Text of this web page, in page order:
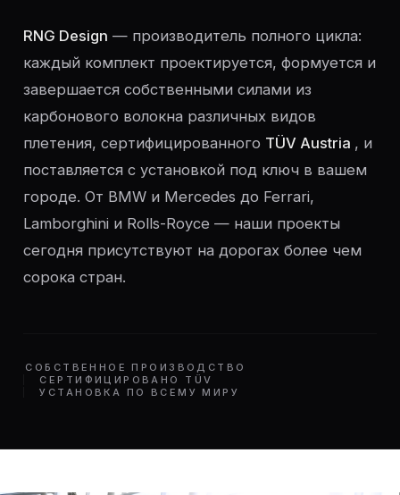
RNG Design — производитель полного цикла:
каждый комплект проектируется, формуется и
завершается собственными силами из
карбонового волокна различных видов
плетения, сертифицированного TÜV Austria , и
поставляется с установкой под ключ в вашем
городе. От BMW и Mercedes до Ferrari,
Lamborghini и Rolls-Royce — наши проекты
сегодня присутствуют на дорогах более чем
сорока стран.
СОБСТВЕННОЕ ПРОИЗВОДСТВО
СЕРТИФИЦИРОВАНО TÜV
УСТАНОВКА ПО ВСЕМУ МИРУ